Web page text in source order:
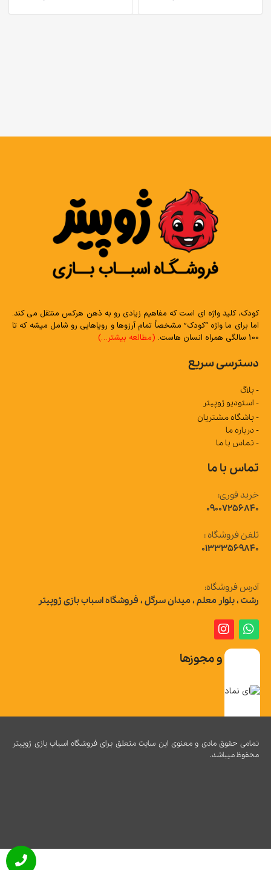
کودک، کلید واژه ای است که مفاهیم زیادی رو به ذهن هرکس منتقل می کند.
اما برای ما واژه “کودک” مشخصاً تمام آرزوها و رویاهایی رو شامل میشه که تا
100 سالگی همراه انسان هاست.
(مطالعه بیشتر…)
دسترسی سریع
- بلاگ
- استودیو ژوپیتر
- باشگاه مشتریان
- درباره ما
- تماس با ما
تماس با ما
خرید فوری:
09007256840
تلفن فروشگاه :
01333569840
آدرس فروشگاه:
رشت ، بلوار معلم ، میدان سرگل ، فروشگاه اسباب بازی ژوپیتر
تاییدیه و مجوزها
تمامی حقوق مادی و معنوی این سایت متعلق برای فروشگاه اسباب بازی ژوپیتر
محفوظ میباشد.